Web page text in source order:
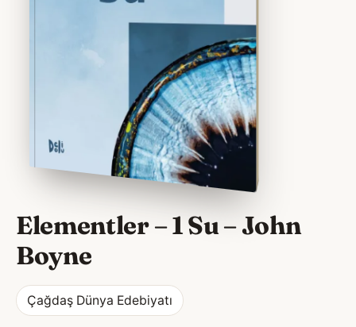
Elementler – 1 Su–John
Boyne
Çağdaş Dünya Edebiyatı